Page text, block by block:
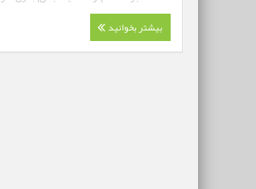
بیشتر بخوانید